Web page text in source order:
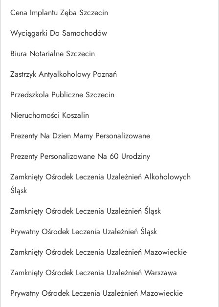
Cena Implantu Zęba Szczecin
Wyciągarki Do Samochodów
Biura Notarialne Szczecin
Zastrzyk Antyalkoholowy Poznań
Przedszkola Publiczne Szczecin
Nieruchomości Koszalin
Prezenty Na Dzien Mamy Personalizowane
Prezenty Personalizowane Na 60 Urodziny
Zamknięty Ośrodek Leczenia Uzależnień Alkoholowych
Śląsk
Zamknięty Ośrodek Leczenia Uzależnień Śląsk
Prywatny Ośrodek Leczenia Uzależnień Śląsk
Zamknięty Ośrodek Leczenia Uzależnień Mazowieckie
Zamknięty Ośrodek Leczenia Uzależnień Warszawa
Prywatny Ośrodek Leczenia Uzależnień Mazowieckie